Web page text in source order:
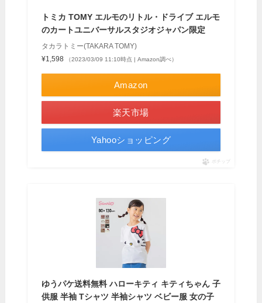
トミカ TOMY エルモのリトル・ドライブ エルモ
のカートユニバーサルスタジオジャパン限定
タカラトミー(TAKARA TOMY)
¥1,598
（2023/03/09 11:10時点 | Amazon調べ）
Amazon
楽天市場
Yahooショッピング
ポチップ
ゆうパケ送料無料 ハローキティ キティちゃん 子
供服 半袖 Tシャツ 半袖シャツ ベビー服 女の子